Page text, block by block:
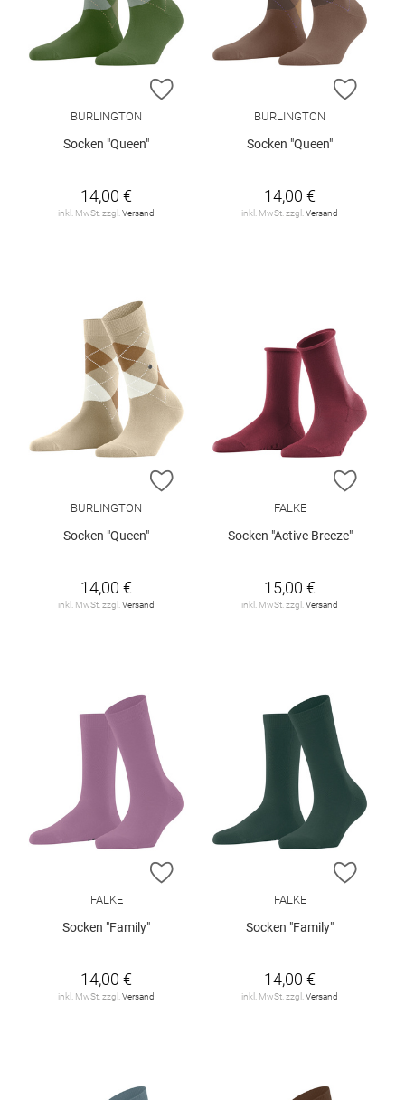
ZUR WUNSCHLISTE HINZUFÜGEN
BURLINGTON
Socken "Queen"
14,00 €
inkl. MwSt. zzgl.Versand
ZUR
BURLINGTON
Socken "Queen"
14,00 €
inkl. MwSt. zzgl.Versand
ZUR WUNSCHLISTE HINZUFÜGEN
BURLINGTON
Socken "Queen"
14,00 €
inkl. MwSt. zzgl. Versand
ZUR
FALKE
Socken "Active Breeze"
15,00 €
inkl. MwSt. zzgl. Versand
ZUR WUNSCHLISTE HINZUFÜGEN
FALKE
Socken "Family"
14,00 €
inkl. MwSt. zzgl. Versand
ZUR
FALKE
Socken "Family"
14,00 €
inkl. MwSt. zzgl. Versand